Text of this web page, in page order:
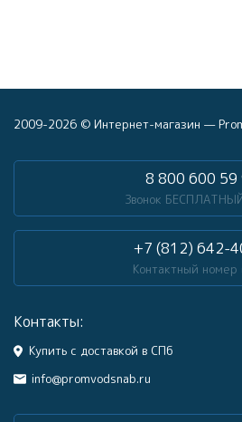
2009-2026 © Интернет-магазин —
8 800 600 59
Звонок
+7 (812) 642-
Контактный номер
Контакты:
Купить с доставкой в СПб
info@promvodsnab.ru